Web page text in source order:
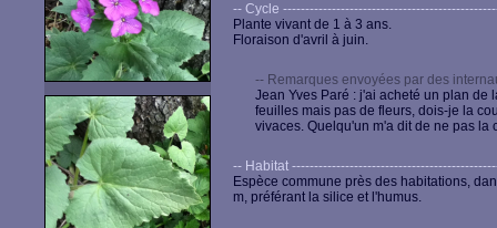
-- Cycle
Plante vivant de 1 à 3 ans.
Floraison d'avril à juin.
-- Remarques envoyées par des
Jean Yves Paré : j'ai acheté un plan
feuilles mais pas de fleurs, dois-je la
vivaces. Quelqu'un m'a dit de ne pas
-- Habitat
Espèce commune près des habitations,
m, préférant la silice et l'humus.